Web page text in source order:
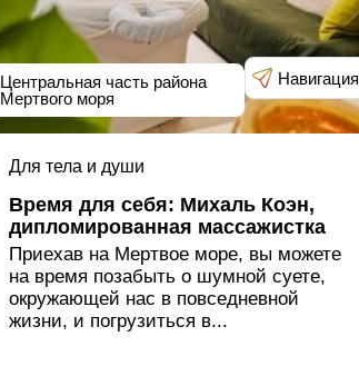
Центральная часть района
Мертвого моря
Навигация
Для тела и души
Время для себя: Михаль Коэн,
дипломированная массажистка
Приехав на Мертвое море, вы можете
на время позабыть о шумной суете,
окружающей нас в повседневной
жизни, и погрузиться в...